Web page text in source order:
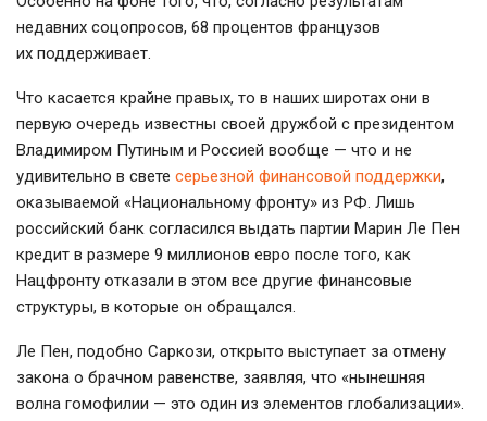
недавних соцопросов, 68 процентов французов
их поддерживает.
Что касается крайне правых, то в наших широтах они в
первую очередь известны своей дружбой с президентом
Владимиром Путиным и Россией вообще — что и не
удивительно в свете серьезной финансовой поддержки,
оказываемой «Национальному фронту» из РФ. Лишь
российский банк согласился выдать партии Марин Ле Пен
кредит в размере 9 миллионов евро после того, как
Нацфронту отказали в этом все другие финансовые
структуры, в которые он обращался.
Ле Пен, подобно Саркози, открыто выступает за отмену
закона о брачном равенстве, заявляя, что «нынешняя
волна гомофилии — это один из элементов глобализации».